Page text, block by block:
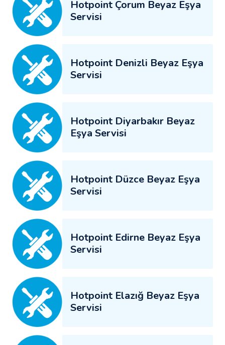
Hotpoint Çorum Beyaz Eşya
Servisi
Hotpoint Denizli Beyaz Eşya
Servisi
Hotpoint Diyarbakır Beyaz
Eşya Servisi
Hotpoint Düzce Beyaz Eşya
Servisi
Hotpoint Edirne Beyaz Eşya
Servisi
Hotpoint Elazığ Beyaz Eşya
Servisi